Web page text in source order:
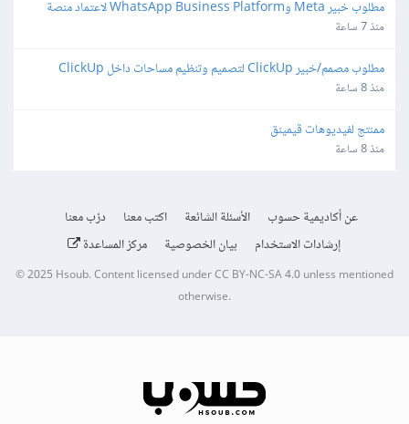
واتساب
منذ 7 ساعة
مطلوب مصمم/خبير ClickUp لتصميم وتنظيم مساحات داخل ClickUp
منذ 8 ساعة
ممنتج لفيديوهات قيمينق
منذ 8 ساعة
عن أكاديمية حسوب الأسئلة الشائعة اكتب معنا
درّب معنا
إرشادات الاستخدام
بيان الخصوصية مركز المساعدة
© 2025 Hsoub.Content licensed underCC BY-NC-SA 4.0unless mentioned
otherwise.